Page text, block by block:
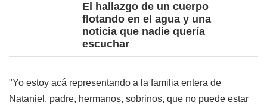
El hallazgo de un cuerpo
flotando en el agua y una
noticia que nadie quería
escuchar
"Yo estoy acá representando a la familia entera de
Nataniel, padre, hermanos, sobrinos, que no puede estar